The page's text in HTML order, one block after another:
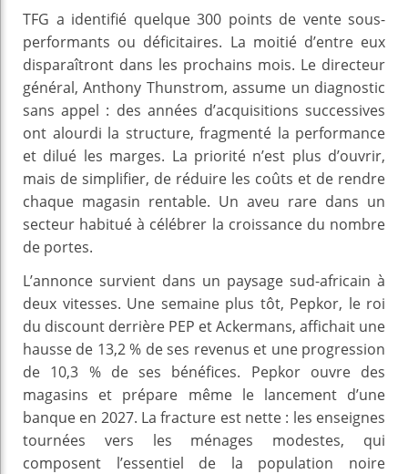
TFG a identifié quelque 300 points de vente sous-
performants ou déficitaires. La moitié d’entre eux
disparaîtront dans les prochains mois. Le directeur
général, Anthony Thunstrom, assume un diagnostic
sans appel : des années d’acquisitions successives
ont alourdi la structure, fragmenté la performance
et dilué les marges. La priorité n’est plus d’ouvrir,
mais de simplifier, de réduire les coûts et de rendre
chaque magasin rentable. Un aveu rare dans un
secteur habitué à célébrer la croissance du nombre
de portes.
L’annonce survient dans un paysage sud-africain à
deux vitesses. Une semaine plus tôt, Pepkor, le roi
du discount derrière PEP et Ackermans, affichait une
hausse de 13,2 % de ses revenus et une progression
de 10,3 % de ses bénéfices. Pepkor ouvre des
magasins et prépare même le lancement d’une
banque en 2027. La fracture est nette : les enseignes
tournées vers les ménages modestes, qui
composent l’essentiel de la population noire